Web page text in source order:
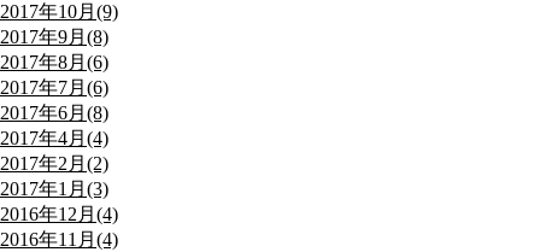
2017年10月(9)
2017年9月(8)
2017年8月(6)
2017年7月(6)
2017年6月(8)
2017年4月(4)
2017年2月(2)
2017年1月(3)
2016年12月(4)
2016年11月(4)